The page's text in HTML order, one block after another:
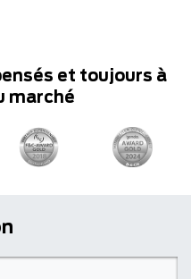
et toujours à
marché